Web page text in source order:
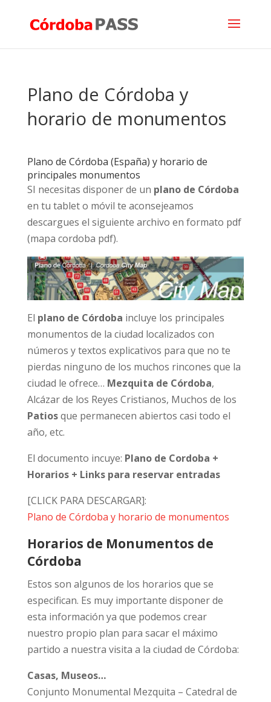
Plano de Córdoba y
horario de monumentos
Plano de Córdoba (España) y horario de
principales monumentos
SI necesitas disponer de un plano de Córdoba
en tu tablet o móvil te aconsejeamos
descargues el siguiente archivo en formato pdf
(mapa cordoba pdf).
El plano de Córdoba incluye los principales
monumentos de la ciudad localizados con
números y textos explicativos para que no te
pierdas ninguno de los muchos rincones que la
ciudad le ofrece… Mezquita de Córdoba,
Alcázar de los Reyes Cristianos, Muchos de los
Patiosque permanecen abiertos casi todo el
año, etc.
El documento incuye: Plano de Cordoba +
Horarios + Links para reservar entradas
[CLICK PARA DESCARGAR]:
Plano de Córdoba y horario de monumentos
Horarios de Monumentos de
Córdoba
Estos son algunos de los horarios que se
especifican. Es muy importante disponer de
esta información ya que podemos crear
nuestro propio plan para sacar el máximo
partido a nuestra visita a la ciudad de Córdoba:
Casas, Museos…
Conjunto Monumental Mezquita – Catedral de